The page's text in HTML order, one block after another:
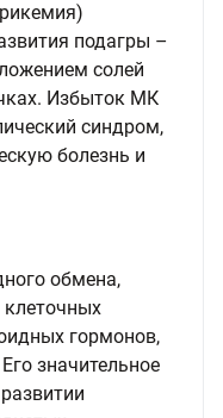
подагры –
солей
Избыток МК
синдром,
болезнь и
обмена,
клеточных
гормонов,
значительное